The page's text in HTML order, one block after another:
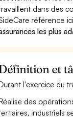
dans des
référence
les plus
et
l'exercice du
des
industriels